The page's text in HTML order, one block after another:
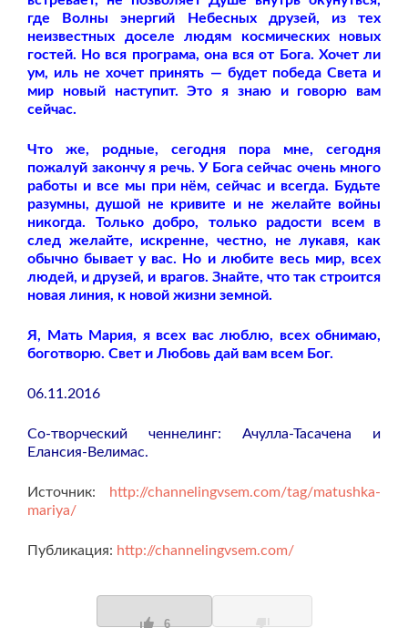
где Волны энергий Небесных друзей, из тех
неизвестных доселе людям космических новых
гостей. Но вся програма, она вся от Бога. Хочет ли
ум, иль не хочет принять — будет победа Света и
мир новый наступит. Это я знаю и говорю вам
сейчас.
Что же, родные, сегодня пора мне, сегодня
пожалуй закончу я речь. У Бога сейчас очень много
работы и все мы при нём, сейчас и всегда. Будьте
разумны, душой не кривите и не желайте войны
никогда. Только добро, только радости всем в
след желайте, искренне, честно, не лукавя, как
обычно бывает у вас. Но и любите весь мир, всех
людей, и друзей, и врагов. Знайте, что так строится
новая линия, к новой жизни земной.
Я, Мать Мария, я всех вас люблю, всех обнимаю,
боготворю. Свет и Любовь дай вам всем Бог.
06.11.2016
Со-творческий ченнелинг: Ачулла-Тасачена и
Елансия-Велимас.
Источник:
http://channelingvsem.com/tag/matushka-
mariya/
Публикация: http://channelingvsem.com/
6